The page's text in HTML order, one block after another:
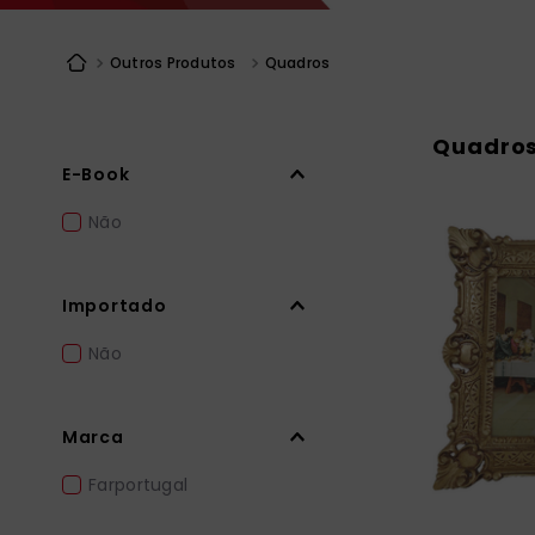
Outros Produtos Quadros
E-Book
Não
Importado
Não
Marca
Farportugal